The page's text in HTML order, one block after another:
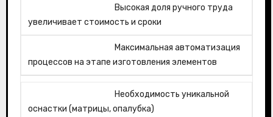
Высокая доля ручного труда
увеличивает стоимость и сроки
Максимальная автоматизация
процессов на этапе изготовления элементов
Необходимость уникальной
оснастки (матрицы, опалубка)